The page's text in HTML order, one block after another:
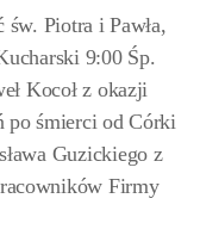
św. Piotra i Pawła,
9:00 Śp.
Kocoł z okazji
po śmierci od Córki
Guzickiego z
Firmy